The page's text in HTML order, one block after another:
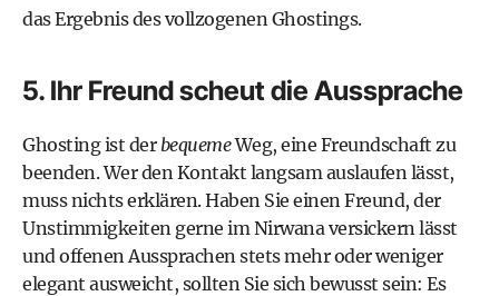
das Ergebnis des vollzogenen Ghostings.
5. Ihr Freund scheut die Aussprache
Ghosting ist der bequemeWeg, eine Freundschaft zu
beenden. Wer den Kontakt langsam auslaufen lässt,
muss nichts erklären. Haben Sie einen Freund, der
Unstimmigkeiten gerne im Nirwana versickern lässt
und offenen Aussprachen stets mehr oder weniger
elegant ausweicht, sollten Sie sich bewusst sein: Es